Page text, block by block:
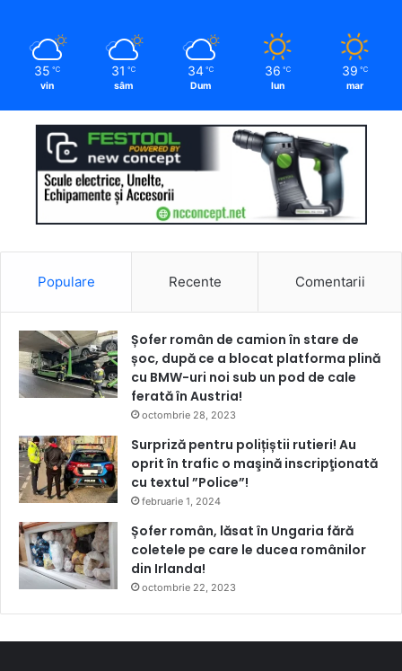
35 ℃
vin
31 ℃
sâm
34 ℃
Dum
36 ℃
lun
39 ℃
mar
Populare Recente Comentarii
Șofer român de camion în stare de
șoc, după ce a blocat platforma plină
cu BMW-uri noi sub un pod de cale
ferată în Austria!
octombrie 28, 2023
Surpriză pentru polițiștii rutieri! Au
oprit în trafic o maşină inscripţionată
cu textul ”Police”!
februarie 1, 2024
Șofer român, lăsat în Ungaria fără
coletele pe care le ducea românilor
din Irlanda!
octombrie 22, 2023